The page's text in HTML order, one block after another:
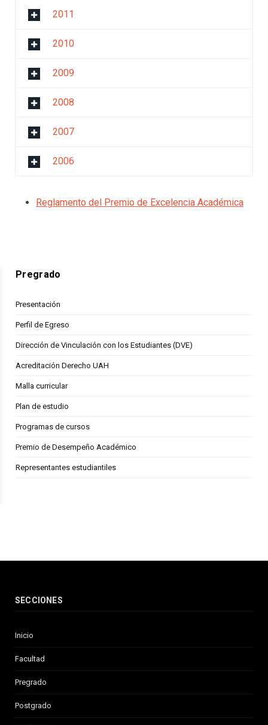
2011
2010
2009
2008
2007
2006
Reglamento del Premio de Excelencia Académica
Pregrado
Presentación
Perfil de Egreso
Dirección de Vinculación con los Estudiantes (DVE)
Acreditación Derecho UAH
Malla curricular
Plan de estudio
Programas de cursos
Premio de Desempeño Académico
Representantes estudiantiles
SECCIONES
Inicio
Facultad
Pregrado
Postgrado